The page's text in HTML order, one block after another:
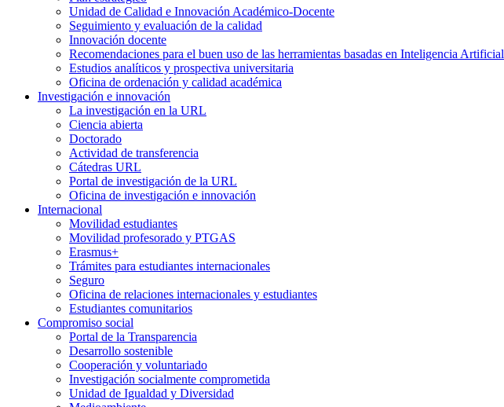
Unidad de Calidad e Innovación Académico-Docente
Seguimiento y evaluación de la calidad
Innovación docente
Recomendaciones para el buen uso de las herramientas basadas en Inteligencia Artificial
Estudios analíticos y prospectiva universitaria
Oficina de ordenación y calidad académica
Investigación e innovación
La investigación en la URL
Ciencia abierta
Doctorado
Actividad de transferencia
Cátedras URL
Portal de investigación de la URL
Oficina de investigación e innovación
Internacional
Movilidad estudiantes
Movilidad profesorado y PTGAS
Erasmus+
Trámites para estudiantes internacionales
Seguro
Oficina de relaciones internacionales y estudiantes
Estudiantes comunitarios
Compromiso social
Portal de la Transparencia
Desarrollo sostenible
Cooperación y voluntariado
Investigación socialmente comprometida
Unidad de Igualdad y Diversidad